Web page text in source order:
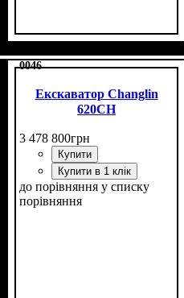
0046
Екскаватор Changlin
620CH
3 478 800грн
Купити
Купити в 1 клік
до порівняння у списку
порівняння